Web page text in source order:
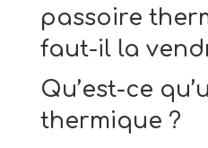
passoire
faut-il la
Qu’est-ce
thermique ?